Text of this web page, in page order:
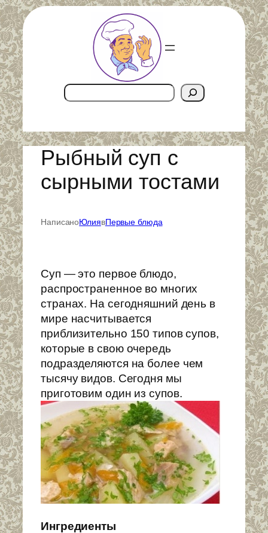
Перейти
к
содержимому
Поиск
Рыбный суп с
сырными тостами
НаписаноЮлиявПервые блюда
Суп — это первое блюдо,
распространенное во многих
странах. На сегодняшний день в
мире насчитывается
приблизительно 150 типов супов,
которые в свою очередь
подразделяются на более чем
тысячу видов. Сегодня мы
приготовим один из супов.
Ингредиенты